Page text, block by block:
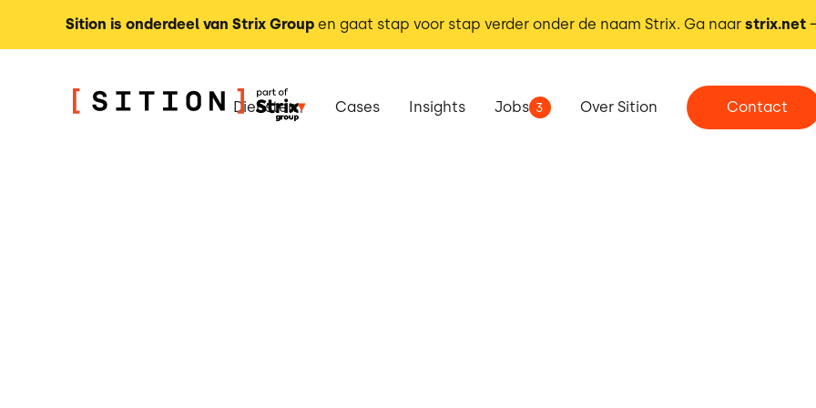
Sition is onderdeel van Strix Group en gaat stap voor stap verder onder de naam Strix. Ga naarstrix.net
Diensten Cases Insights Jobs 3 Over Sition Contact